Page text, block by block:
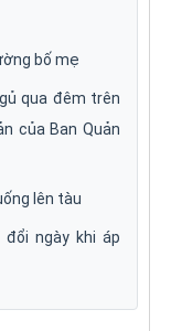
bố mẹ
qua đêm trên
của Ban Quản
lên tàu
ngày khi áp
5 sao